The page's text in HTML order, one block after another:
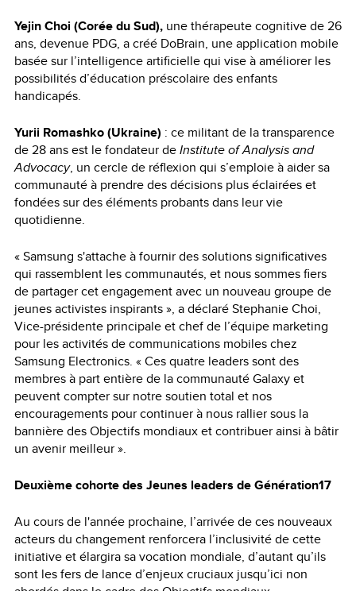
Yejin Choi (Corée du Sud), unethérapeute cognitive de 26
ans, devenue PDG, a créé DoBrain, une application mobile
basée sur l’intelligence artificielle qui vise à améliorer les
possibilités d’éducation préscolaire des enfants
handicapés.
Yurii Romashko (Ukraine) : ce militant de la transparence
de 28 ans est le fondateur deInstitute of Analysis and
Advocacy, un cercle de réflexion qui s’emploie à aider sa
communauté à prendre des décisions plus éclairées et
fondées sur des éléments probants dans leur vie
quotidienne.
« Samsung s'attache à fournir des solutions significatives
qui rassemblent les communautés, et nous sommes fiers
de partager cet engagement avec un nouveau groupe de
jeunes activistes inspirants », a déclaré Stephanie Choi,
Vice-présidente principale et chef de l’équipe marketing
pour les activités de communications mobiles chez
Samsung Electronics. « Ces quatre leaders sont des
membres à part entière de la communauté Galaxy et
peuvent compter sur notre soutien total et nos
encouragements pour continuer à nous rallier sous la
bannière des Objectifs mondiaux et contribuer ainsi à bâtir
un avenir meilleur ».
Deuxième cohorte des Jeunes leaders de Génération17
Au cours de l'année prochaine, l’arrivée de ces nouveaux
acteurs du changement renforcera l’inclusivité de cette
initiative et élargira sa vocation mondiale, d’autant qu’ils
sont les fers de lance d’enjeux cruciaux jusqu’ici non